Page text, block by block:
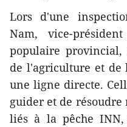
Lors d'une
Nam, vice-
populaire provincial,
de l'agriculture et
une ligne directe.
guider et de
liés à la pêche